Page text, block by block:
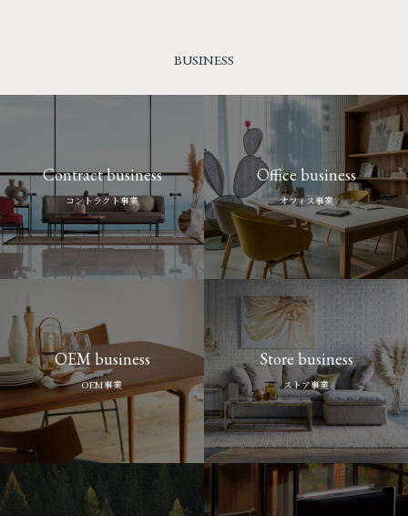
BUSINESS
Contract business
コントラクト事業
Office business
オフィス事業
OEM business
OEM事業
Store business
ストア事業